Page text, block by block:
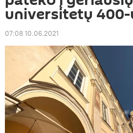
universitetų
07:08 10.06.2021